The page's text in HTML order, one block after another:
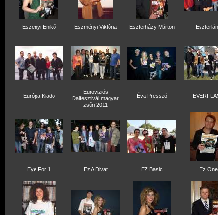
Eszenyi Enikő Eszményi Viktória Eszterházy Márton
Európa Kiadó
Euroviziós
Dalfesztivál magyar
zsűri 2011
Éva Presszó
Eye For 1 Ez A Divat EZ Basic Ez One